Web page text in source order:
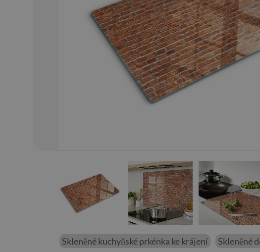
01 / 52
Skleněné kuchyňské prkénka ke krájení
Skleněné